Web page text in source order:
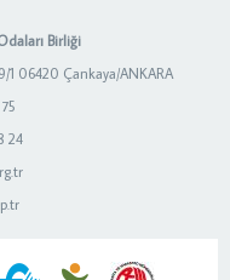
Birliği
1 06420 Çankaya/ANKARA
24